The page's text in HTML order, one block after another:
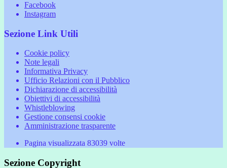
Facebook
Instagram
Sezione Link Utili
Cookie policy
Note legali
Informativa Privacy
Ufficio Relazioni con il Pubblico
Dichiarazione di accessibilità
Obiettivi di accessibilità
Whistleblowing
Gestione consensi cookie
Amministrazione trasparente
Pagina visualizzata 83039 volte
Sezione Copyright